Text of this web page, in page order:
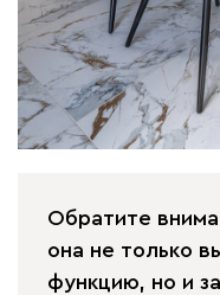
Обратите
она не только
функцию, но и